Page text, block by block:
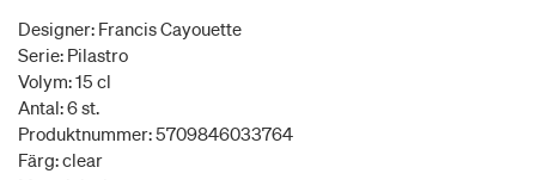
Designer: Francis Cayouette
Serie: Pilastro
Volym: 15 cl
Antal: 6 st.
Produktnummer: 5709846033764
Färg: clear